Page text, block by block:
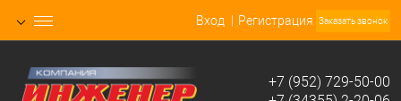
Вход Регистрация Заказать звонок
+7 (952) 729-50-00